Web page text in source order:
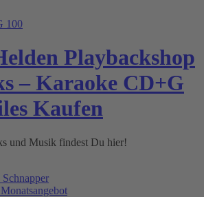
Playbackshop
– Karaoke CD+G
Kaufen
und Musik findest Du hier!